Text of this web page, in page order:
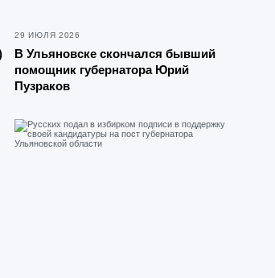
29 ИЮЛЯ 2026
В Ульяновске скончался бывший
помощник губернатора Юрий
Пузраков